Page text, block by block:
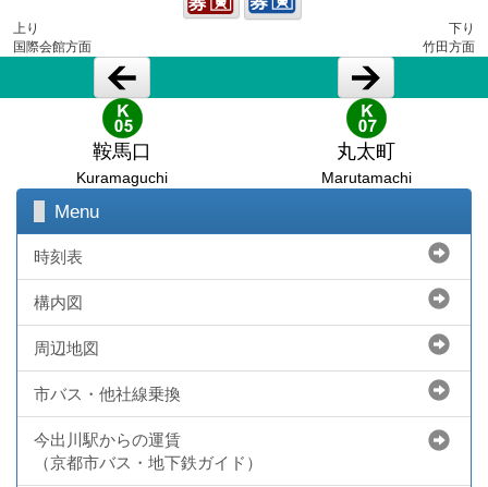
上り
国際会館方面
鞍馬口
Kuramaguchi
下り
竹田方面
丸太町
Marutamachi
Menu
時刻表
構内図
周辺地図
市バス・他社線乗換
今出川駅からの運賃
（京都市バス・地下鉄ガイド）